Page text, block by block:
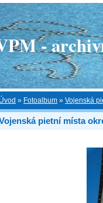
-
Úvod » Fotoalbum » Vojenská
pietní místa